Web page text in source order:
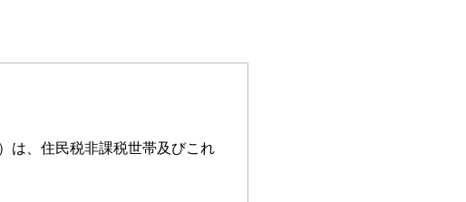
は、住民税非課税世帯及びこれ